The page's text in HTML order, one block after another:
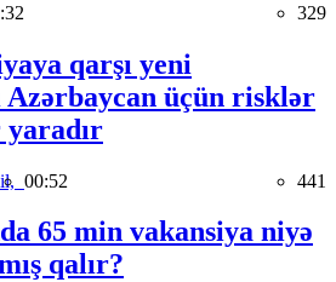
329
qarşı yeni
Azərbaycan üçün risklər
00:52 441
65 min vakansiya niyə
qalır?